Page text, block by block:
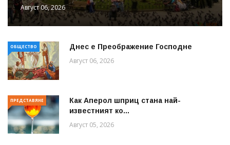
Август 06, 2026
ОБЩЕСТВО Днес е Преображение Господне
Август 06, 2026
ПРЕДСТАВЯНЕ
Как Аперол шприц стана най-
известният ко...
Август 05, 2026